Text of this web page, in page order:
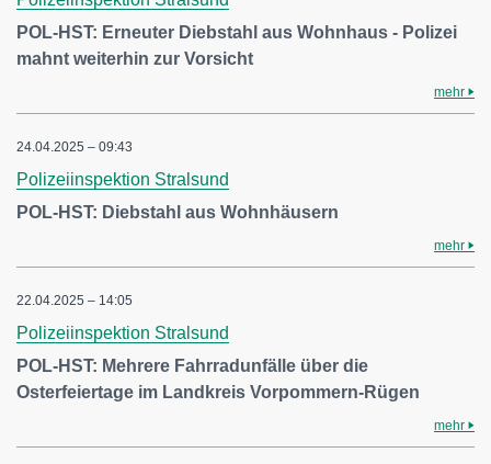
POL-HST: Erneuter Diebstahl aus Wohnhaus - Polizei
mahnt weiterhin zur Vorsicht
mehr
24.04.2025 – 09:43
Polizeiinspektion Stralsund
POL-HST: Diebstahl aus Wohnhäusern
mehr
22.04.2025 – 14:05
Polizeiinspektion Stralsund
POL-HST: Mehrere Fahrradunfälle über die
Osterfeiertage im Landkreis Vorpommern-Rügen
mehr